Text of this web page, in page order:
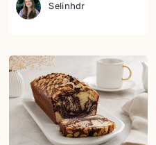
Selinhdr